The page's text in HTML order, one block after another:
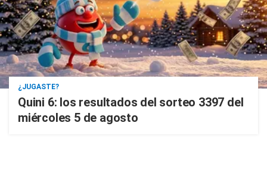
¿JUGASTE?
Quini 6: los resultados del sorteo 3397 del
miércoles 5 de agosto